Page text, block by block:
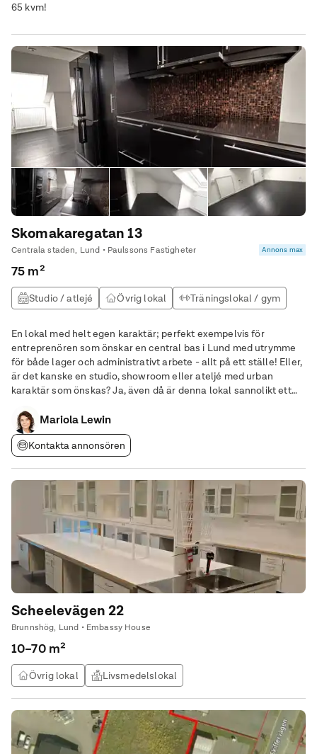
65 kvm!
Skomakaregatan 13
Centrala staden, Lund • Paulssons Fastigheter Annons max
75 m²
Studio / atlejé Övrig lokal
Träningslokal / gym
En lokal med helt egen karaktär; perfekt exempelvis för
entreprenören som önskar en central bas i Lund med utrymme
för både lager och administrativt arbete - allt på ett ställe! Eller,
är det kanske en studio, showroom eller ateljé med urban
karaktär som önskas? Ja, även då är denna lokal sannolikt ett
kommer både du och dina
Mariola Lewin
Kontakta annonsören
Scheelevägen 22
Brunnshög, Lund • Embassy House
10–70 m²
Övrig lokal Livsmedelslokal